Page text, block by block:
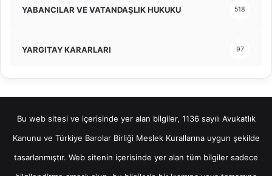
YABANCILAR VE VATANDAŞLIK HUKUKU 518
YARGITAY KARARLARI 97
Bu web sitesi ve içerisinde yer alan bilgiler, 1136 sayılı Avukatlık
Kanunu ve Türkiye Barolar Birliği Meslek Kurallarına uygun şekilde
tasarlanmıştır. Web sitenin içerisinde yer alan tüm bilgiler sadece